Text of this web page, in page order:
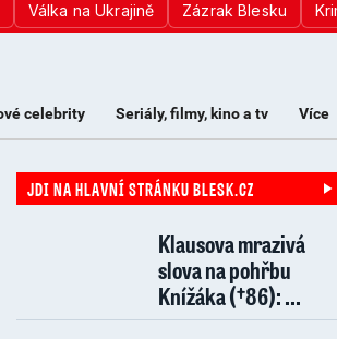
Válka na Ukrajině Zázrak Blesku
celebrity Seriály, filmy, kino a tv Více
JDI NA HLAVNÍ STRÁNKU BLESK.CZ
Klausova mrazivá
slova na pohřbu
Knížáka (†86): ...